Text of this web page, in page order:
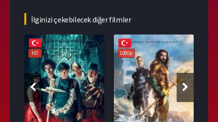
İlginizi çekebilecek diğer filmler
HD 1080p